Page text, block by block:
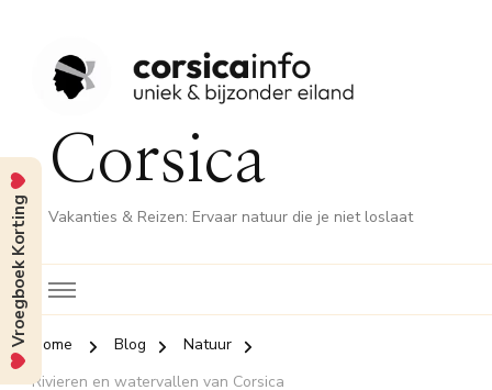
Corsica
Vakanties & Reizen: Ervaar natuur die je niet loslaat
Home Blog
Natuur
Rivieren en watervallen van Corsica
Vroegboek Korting